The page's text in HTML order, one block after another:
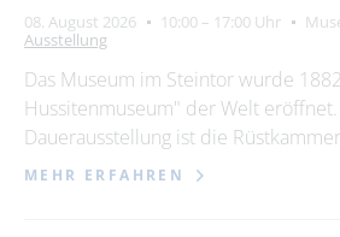
bitte wählen
08. August 2026 10:00 – 17:00 Uhr
Ausstellung
Das Museum im Steintor wurde
Hussitenmuseum" der Welt
Dauerausstellung ist die
MEHR ERFAHREN